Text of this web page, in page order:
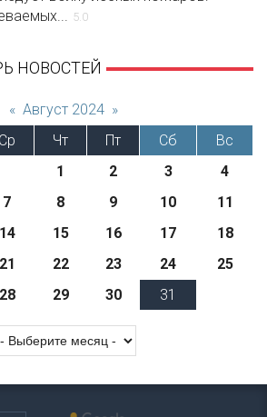
5.0
НОВОСТЕЙ
« Август 2024 »
Ср Чт Пт Сб
Вс
1
2 3
4
7 8 9 10
11
14 15 16 17
18
21 22 23 24
25
28 29 30 31